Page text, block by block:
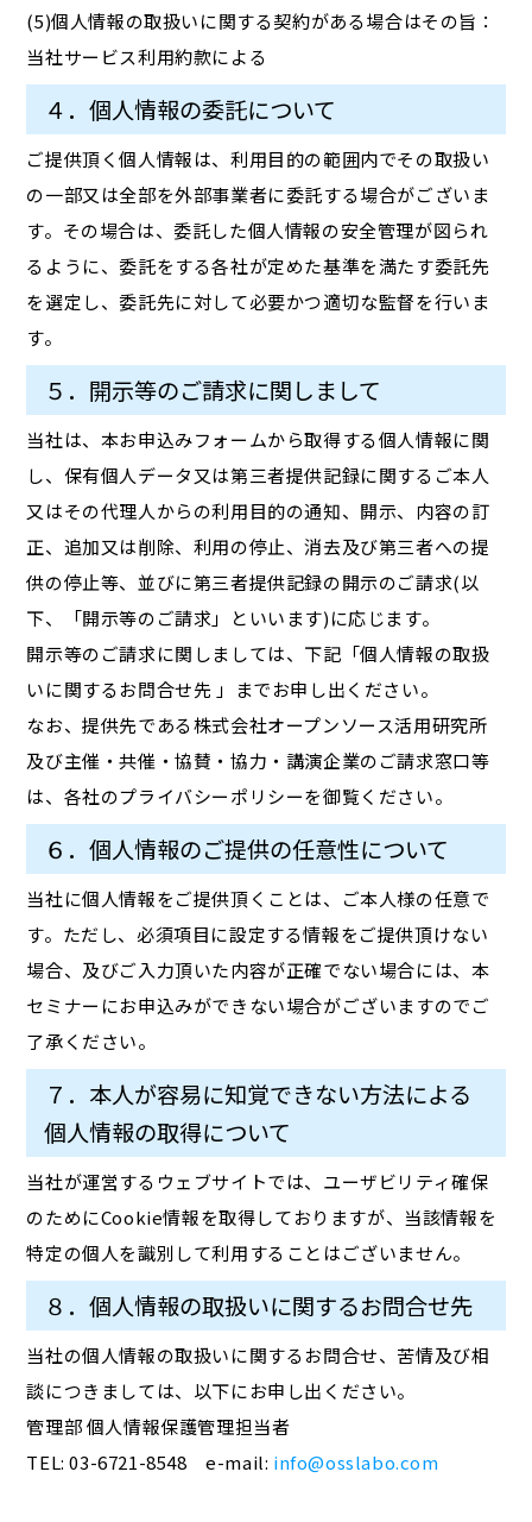
(5)個人情報の取扱いに関する契約がある場合はその旨：
当社サービス利用約款による
４．個人情報の委託について
ご提供頂く個人情報は、利用目的の範囲内でその取扱い
の一部又は全部を外部事業者に委託する場合がございま
す。その場合は、委託した個人情報の安全管理が図られ
るように、委託をする各社が定めた基準を満たす委託先
を選定し、委託先に対して必要かつ適切な監督を行いま
す。
５．開示等のご請求に関しまして
当社は、本お申込みフォームから取得する個人情報に関
し、保有個人データ又は第三者提供記録に関するご本人
又はその代理人からの利用目的の通知、開示、内容の訂
正、追加又は削除、利用の停止、消去及び第三者への提
供の停止等、並びに第三者提供記録の開示のご請求(以
下、「開示等のご請求」といいます)に応じます。
開示等のご請求に関しましては、下記「個人情報の取扱
いに関するお問合せ先 」までお申し出ください。
なお、提供先である株式会社オープンソース活用研究所
及び主催・共催・協賛・協力・講演企業のご請求窓口等
は、各社のプライバシーポリシーを御覧ください。
６．個人情報のご提供の任意性について
当社に個人情報をご提供頂くことは、ご本人様の任意で
す。ただし、必須項目に設定する情報をご提供頂けない
場合、及びご入力頂いた内容が正確でない場合には、本
セミナーにお申込みができない場合がございますのでご
了承ください。
７．本人が容易に知覚できない方法による
個人情報の取得について
当社が運営するウェブサイトでは、ユーザビリティ確保
のためにCookie情報を取得しておりますが、当該情報を
特定の個人を識別して利用することはございません。
８．個人情報の取扱いに関するお問合せ先
当社の個人情報の取扱いに関するお問合せ、苦情及び相
談につきましては、以下にお申し出ください。
管理部 個人情報保護管理担当者
TEL: 03-6721-8548 e-mail: info@osslabo.com